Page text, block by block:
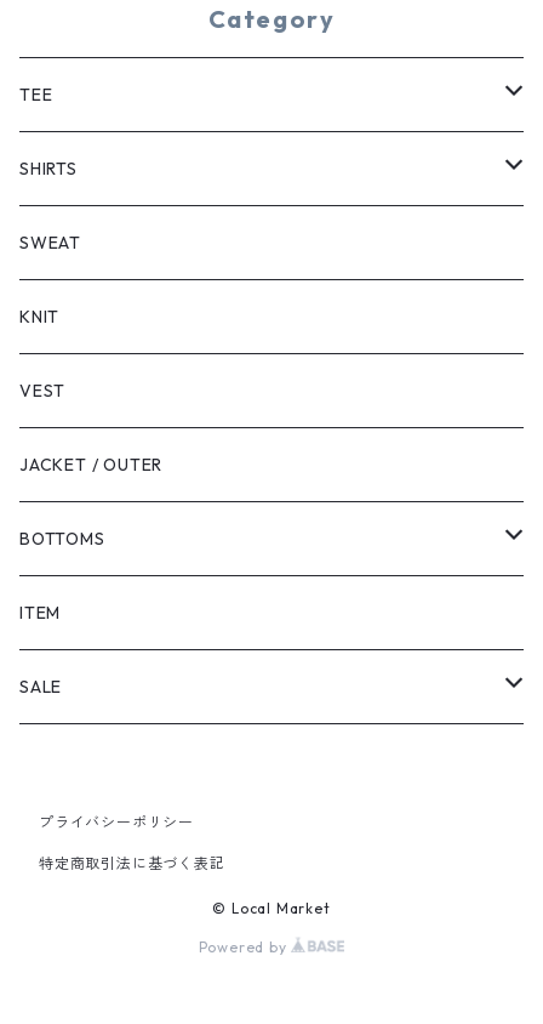
Category
TEE
SHORT SLEEVE
LONG SLEEVE
SHIRTS
SHORT SLEEVE
LONG SLEEVE
SWEAT
KNIT
VEST
JACKET / OUTER
BOTTOMS
SHORTS
PANTS
ITEM
SALE
PANTS
プライバシーポリシー
特定商取引法に基づく表記
© Local Market
Powered by